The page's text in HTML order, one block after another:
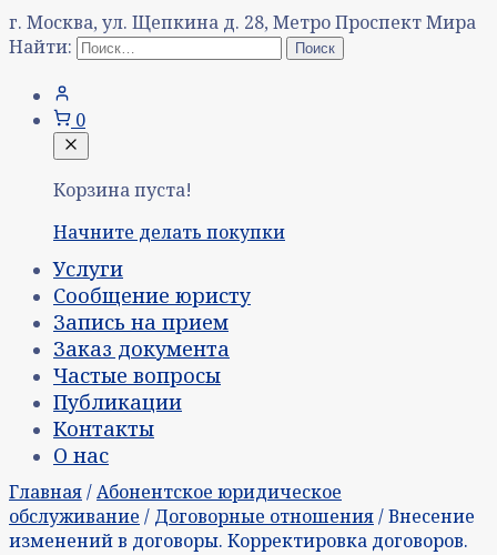
г. Москва, ул. Щепкина д. 28, Метро Проспект Мира
Найти:
0
Корзина пуста!
Начните делать покупки
Услуги
Сообщение юристу
Запись на прием
Заказ документа
Частые вопросы
Публикации
Контакты
О нас
Главная/Абонентское юридическое
обслуживание / Договорные отношения/ Внесение
изменений в договоры. Корректировка договоров.